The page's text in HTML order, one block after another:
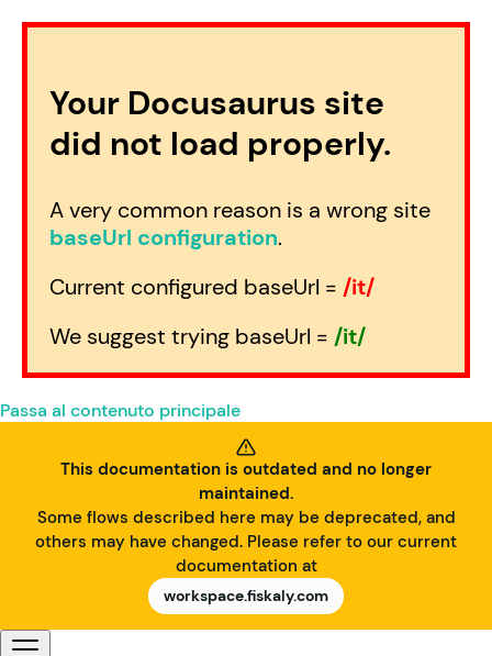
Your Docusaurus site
did not load properly.
A very common reason is a wrong site
baseUrl configuration.
Current configured baseUrl = /it/
We suggest trying baseUrl = /it/
Passa al contenuto principale
This documentation is outdated and no longer
maintained.
Some flows described here may be deprecated, and
others may have changed. Please refer to our current
documentation at
workspace.fiskaly.com